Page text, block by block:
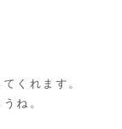
くれます。
ね。